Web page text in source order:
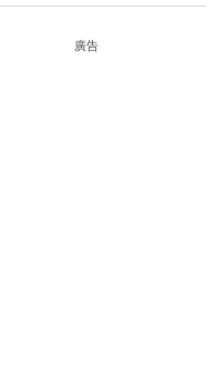
廣告